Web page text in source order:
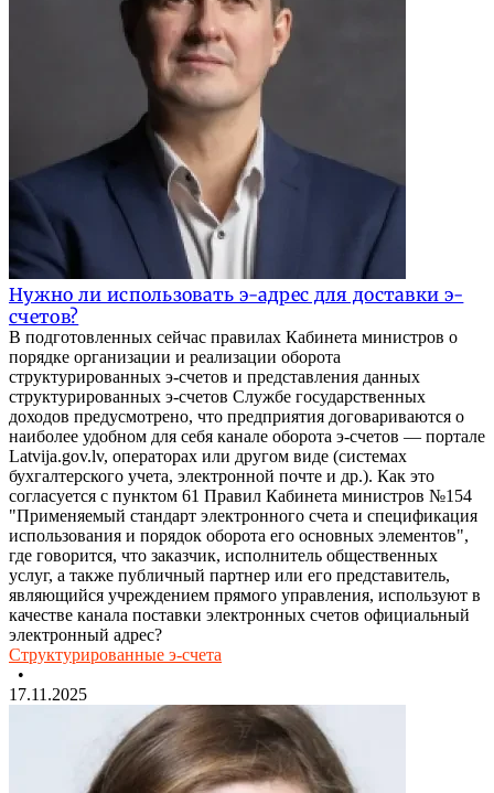
Нужно ли использовать э-адрес для доставки э-
счетов?
В подготовленных сейчас правилах Кабинета министров о
порядке организации и реализации оборота
структурированных э-счетов и представления данных
структурированных э-счетов Службе государственных
доходов предусмотрено, что предприятия договариваются о
наиболее удобном для себя канале оборота э-счетов — портале
Latvija.gov.lv, операторах или другом виде (системах
бухгалтерского учета, электронной почте и др.). Как это
согласуется с пунктом 61 Правил Кабинета министров №154
"Применяемый стандарт электронного счета и спецификация
использования и порядок оборота его основных элементов",
где говорится, что заказчик, исполнитель общественных
услуг, а также публичный партнер или его представитель,
являющийся учреждением прямого управления, используют в
качестве канала поставки электронных счетов официальный
электронный адрес?
Структурированные э-счета
•
17.11.2025